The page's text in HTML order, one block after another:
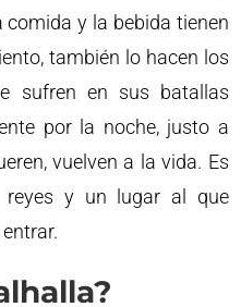
y la bebida tienen
también lo hacen los
sufren en sus batallas
por la noche, justo a
vuelven a la vida. Es
y un lugar al que